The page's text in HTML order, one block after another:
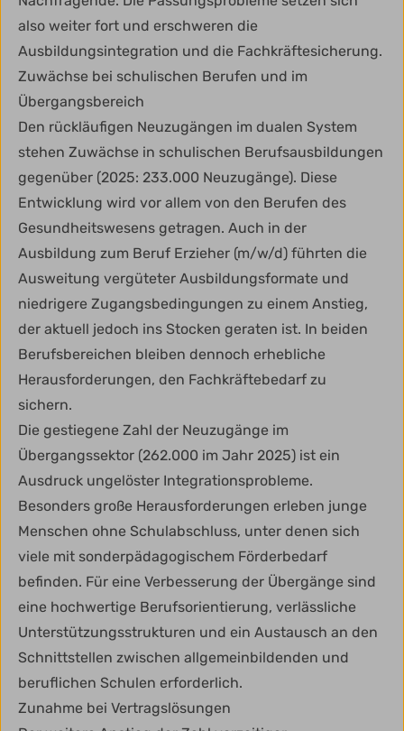
also weiter fort und erschweren die
Ausbildungsintegration und die Fachkräftesicherung.
Zuwächse bei schulischen Berufen und im
Übergangsbereich
Den rückläufigen Neuzugängen im dualen System
stehen Zuwächse in schulischen Berufsausbildungen
gegenüber (2025: 233.000 Neuzugänge). Diese
Entwicklung wird vor allem von den Berufen des
Gesundheitswesens getragen. Auch in der
Ausbildung zum Beruf Erzieher (m/w/d) führten die
Ausweitung vergüteter Ausbildungsformate und
niedrigere Zugangsbedingungen zu einem Anstieg,
der aktuell jedoch ins Stocken geraten ist. In beiden
Berufsbereichen bleiben dennoch erhebliche
Herausforderungen, den Fachkräftebedarf zu
sichern.
Die gestiegene Zahl der Neuzugänge im
Übergangssektor (262.000 im Jahr 2025) ist ein
Ausdruck ungelöster Integrationsprobleme.
Besonders große Herausforderungen erleben junge
Menschen ohne Schulabschluss, unter denen sich
viele mit sonderpädagogischem Förderbedarf
befinden. Für eine Verbesserung der Übergänge sind
eine hochwertige Berufsorientierung, verlässliche
Unterstützungsstrukturen und ein Austausch an den
Schnittstellen zwischen allgemeinbildenden und
beruflichen Schulen erforderlich.
Zunahme bei Vertragslösungen